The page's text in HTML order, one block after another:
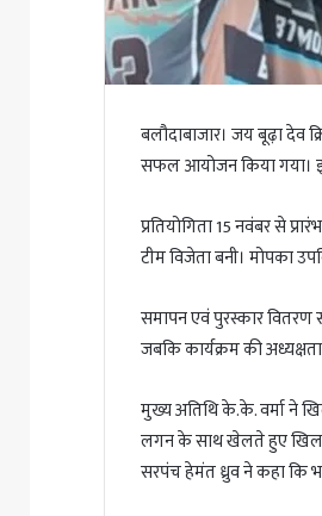
बलौदाबाजार। जय बूढ़ा देव
सफल आयोजन किया गया।
प्रतियोगिता 15 नवंबर से
टीम विजेता बनी। मोपका
समापन एवं पुरस्कार वितरण
जबकि कार्यक्रम की
मुख्य अतिथि के.के. वर्मा ने
लगन के साथ खेलते हुए
सरपंच हेमंत ध्रुव ने कहा कि